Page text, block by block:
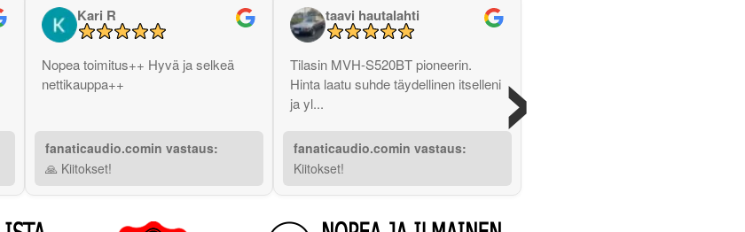
Kari R
Nopea toimitus++ Hyvä ja selkeä
nettikauppa++
fanaticaudio.comin vastaus:
🙏 Kiitokset!
taavi hautalahti
Tilasin MVH-S520BT pioneerin.
Hinta laatu suhde täydellinen itselleni
ja yl...
fanaticaudio.comin vastaus:
Kiitokset!
›